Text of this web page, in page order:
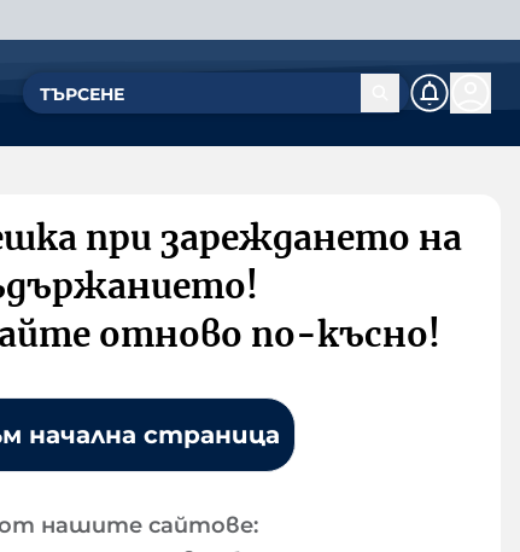
при зареждането на
отново по-късно!
начална страница
нашите сайтове: